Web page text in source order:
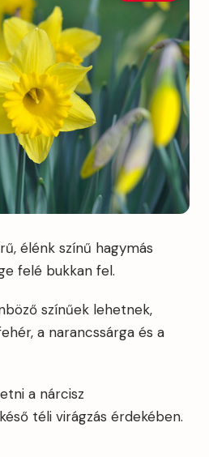
élénk színű hagymás
felé bukkan fel.
színűek lehetnek,
a narancssárga és a
a nárcisz
téli virágzás érdekében.